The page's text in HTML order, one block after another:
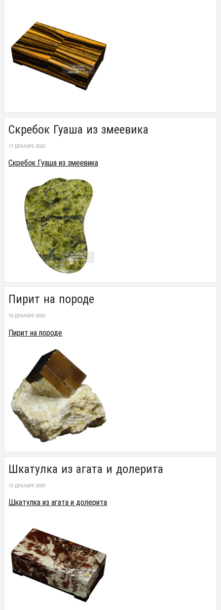
Скребок Гуаша из змеевика
17 ДЕКАБРЯ 2020
Скребок Гуаша из змеевика
Пирит на породе
16 ДЕКАБРЯ 2020
Пирит на породе
Шкатулка из агата и долерита
15 ДЕКАБРЯ 2020
Шкатулка из агата и долерита